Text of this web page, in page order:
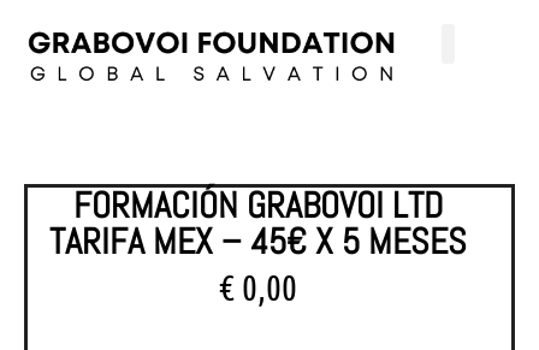
FORMACIÓN GRABOVOI LTD
TARIFA MEX – 45€ X 5 MESES
€ 0,00